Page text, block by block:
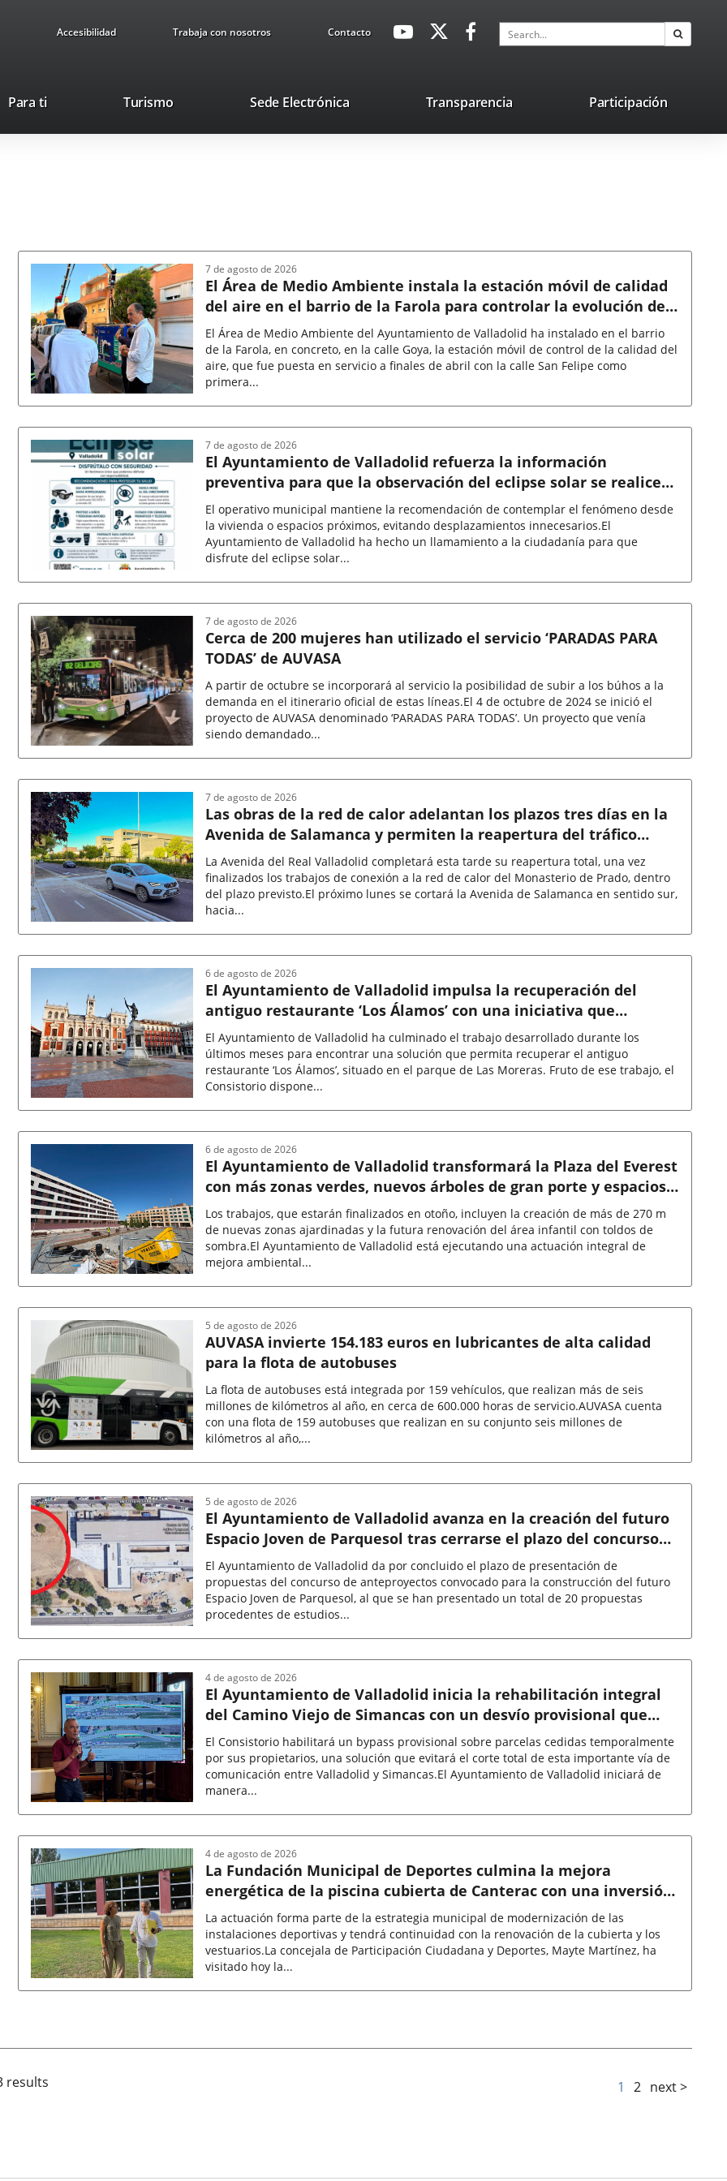
Accesibilidad Trabaja con nosotros ContactoavaHeaderSocial
Link
Link
application.
application.
Search
Para ti TurismoThis
will
Sede ElectrónicaLink
external
Transparencia Participación
El Área de Medio Ambiente instala la estación móvil de calidad
del aire en el barrio de la Farola para controlar la evolución de
diferentes contaminantes en ese entorno
El Área de Medio Ambiente del Ayuntamiento de Valladolid ha instalado en el barrio
de la Farola, en concreto, en la calle Goya, la estación móvil de control de la calidad del
aire, que fue puesta en servicio a finales de abril con la calle San Felipe como
primera...
Fecha
la
7 de agosto de 2026
El Ayuntamiento de Valladolid refuerza la información
preventiva para que la observación del eclipse solar se realice
con todas las garantías
El operativo municipal mantiene la recomendación de contemplar el fenómeno desde
la vivienda o espacios próximos, evitando desplazamientos innecesarios.El
Ayuntamiento de Valladolid ha hecho un llamamiento a la ciudadanía para que
disfrute del eclipse solar...
Fecha
la
noticia
7 de agosto de 2026
Cerca de 200 mujeres han utilizado el servicio ‘PARADAS PARA
TODAS’ de AUVASA
A partir de octubre se incorporará al servicio la posibilidad de subir a los búhos a la
demanda en el itinerario oficial de estas líneas.El 4 de octubre de 2024 se inició el
proyecto de AUVASA denominado ‘PARADAS PARA TODAS’. Un proyecto que venía
siendo demandado...
Fecha
la
noticia
7 de agosto de 2026
Las obras de la red de calor adelantan los plazos tres días en la
Avenida de Salamanca y permiten la reapertura del tráfico
desde hoy
La Avenida del Real Valladolid completará esta tarde su reapertura total, una vez
finalizados los trabajos de conexión a la red de calor del Monasterio de Prado, dentro
del plazo previsto.El próximo lunes se cortará la Avenida de Salamanca en sentido sur,
hacia...
Fecha
la
7 de agosto de 2026
El Ayuntamiento de Valladolid impulsa la recuperación del
antiguo restaurante ‘Los Álamos’ con una iniciativa que
permitirá reutilizar el edificio y revitalizar Las Moreras
El Ayuntamiento de Valladolid ha culminado el trabajo desarrollado durante los
últimos meses para encontrar una solución que permita recuperar el antiguo
restaurante ‘Los Álamos’, situado en el parque de Las Moreras. Fruto de ese trabajo, el
Consistorio dispone...
Fecha
la
6 de agosto de 2026
El Ayuntamiento de Valladolid transformará la Plaza del Everest
con más zonas verdes, nuevos árboles de gran porte y espacios
de sombra
Los trabajos, que estarán finalizados en otoño, incluyen la creación de más de 270 m
de nuevas zonas ajardinadas y la futura renovación del área infantil con toldos de
sombra.El Ayuntamiento de Valladolid está ejecutando una actuación integral de
mejora ambiental...
Fecha
la
noticia
6 de agosto de 2026
AUVASA invierte 154.183 euros en lubricantes de alta calidad
para la flota de autobuses
La flota de autobuses está integrada por 159 vehículos, que realizan más de seis
millones de kilómetros al año, en cerca de 600.000 horas de servicio.AUVASA cuenta
con una flota de 159 autobuses que realizan en su conjunto seis millones de
kilómetros al año,...
Fecha
la
noticia
5 de agosto de 2026
El Ayuntamiento de Valladolid avanza en la creación del futuro
Espacio Joven de Parquesol tras cerrarse el plazo del concurso
de anteproyectos
El Ayuntamiento de Valladolid da por concluido el plazo de presentación de
propuestas del concurso de anteproyectos convocado para la construcción del futuro
Espacio Joven de Parquesol, al que se han presentado un total de 20 propuestas
procedentes de estudios...
Fecha
la
noticia
5 de agosto de 2026
El Ayuntamiento de Valladolid inicia la rehabilitación integral
del Camino Viejo de Simancas con un desvío provisional que
permitirá mantener el tráfico durante las obras
El Consistorio habilitará un bypass provisional sobre parcelas cedidas temporalmente
por sus propietarios, una solución que evitará el corte total de esta importante vía de
comunicación entre Valladolid y Simancas.El Ayuntamiento de Valladolid iniciará de
manera...
Fecha
la
noticia
4 de agosto de 2026
La Fundación Municipal de Deportes culmina la mejora
energética de la piscina cubierta de Canterac con una inversión
cercana a los 58.000 euros
La actuación forma parte de la estrategia municipal de modernización de las
instalaciones deportivas y tendrá continuidad con la renovación de la cubierta y los
vestuarios.La concejala de Participación Ciudadana y Deportes, Mayte Martínez, ha
visitado hoy la...
Fecha
4 de agosto de 2026
results 1 2 next >